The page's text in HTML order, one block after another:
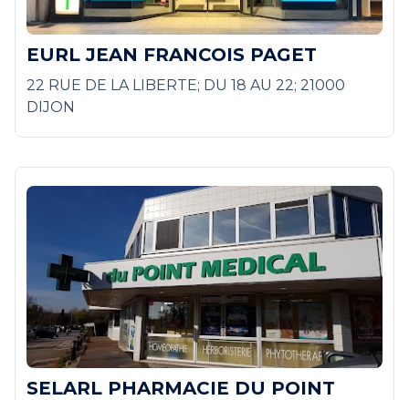
EURL JEAN FRANCOIS PAGET
22 RUE DE LA LIBERTE; DU 18 AU 22; 21000
DIJON
SELARL PHARMACIE DU POINT